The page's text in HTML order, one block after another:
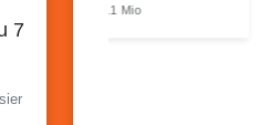
7
PDF - 5.1 Mio